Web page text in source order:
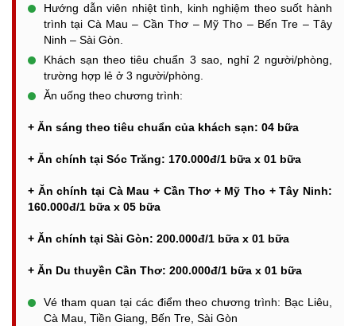
Hướng dẫn viên nhiệt tình, kinh nghiệm theo suốt hành
trình tại Cà Mau – Cần Thơ – Mỹ Tho – Bến Tre – Tây
Ninh – Sài Gòn.
Khách sạn theo tiêu chuẩn 3 sao, nghỉ 2 người/phòng,
trường hợp lẻ ở 3 người/phòng.
Ăn uống theo chương trình:
+ Ăn sáng theo tiêu chuẩn của khách sạn: 04 bữa
+ Ăn chính tại Sóc Trăng: 170.000đ/1 bữa x 01 bữa
+ Ăn chính tại Cà Mau + Cần Thơ + Mỹ Tho + Tây Ninh:
160.000đ/1 bữa x 05 bữa
+ Ăn chính tại Sài Gòn: 200.000đ/1 bữa x 01 bữa
+ Ăn Du thuyền Cần Thơ: 200.000đ/1 bữa x 01 bữa
Vé tham quan tại các điểm theo chương trình: Bạc Liêu,
Cà Mau, Tiền Giang, Bến Tre, Sài Gòn